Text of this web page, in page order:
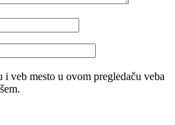
i veb mesto u ovom pregledaču veba